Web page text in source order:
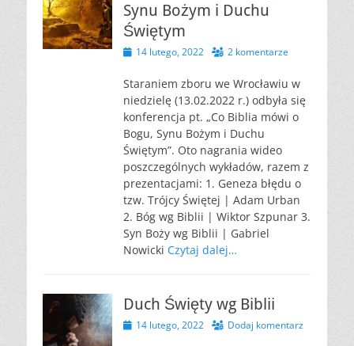
Synu Bożym i Duchu
Świętym
Opublikowano
14 lutego, 2022 2 komentarze
Staraniem zboru we Wrocławiu w
niedzielę (13.02.2022 r.) odbyła się
konferencja pt. „Co Biblia mówi o
Bogu, Synu Bożym i Duchu
Świętym”. Oto nagrania wideo
poszczególnych wykładów, razem z
prezentacjami: 1. Geneza błędu o
tzw. Trójcy Świętej | Adam Urban
2. Bóg wg Biblii | Wiktor Szpunar 3.
Syn Boży wg Biblii | Gabriel
Nowicki Czytaj dalej…
Duch Święty wg Biblii
Opublikowano
14 lutego, 2022 Dodaj komentarz